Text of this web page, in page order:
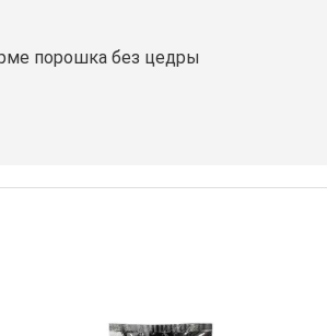
порошка без цедры